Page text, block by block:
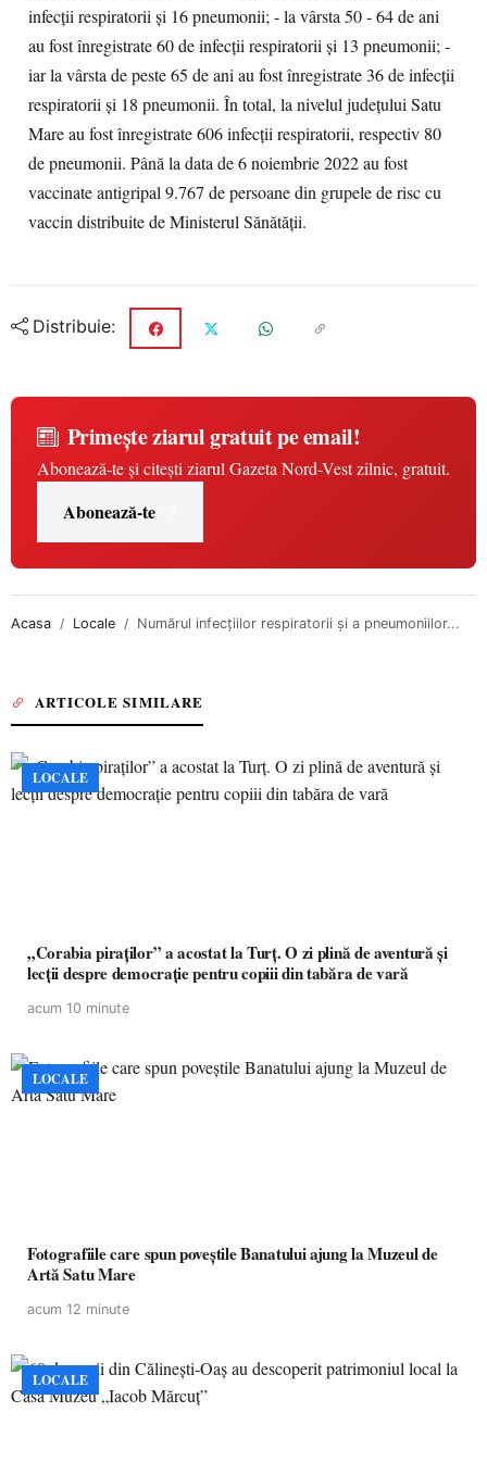
infecții respiratorii și 16 pneumonii; - la vârsta 50 - 64 de ani
au fost înregistrate 60 de infecții respiratorii și 13 pneumonii; -
iar la vârsta de peste 65 de ani au fost înregistrate 36 de infecții
respiratorii și 18 pneumonii. În total, la nivelul județului Satu
Mare au fost înregistrate 606 infecții respiratorii, respectiv 80
de pneumonii. Până la data de 6 noiembrie 2022 au fost
vaccinate antigripal 9.767 de persoane din grupele de risc cu
vaccin distribuite de Ministerul Sănătății.
Distribuie:
Primește ziarul gratuit pe email!
Abonează-te și citești ziarul Gazeta Nord-Vest zilnic, gratuit.
Abonează-te
Acasa Locale Numărul infecțiilor respiratorii și a pneumoniilor...
ARTICOLE SIMILARE
LOCALE
„Corabia piraților” a acostat la Turț. O zi plină de aventură și
lecții despre democrație pentru copiii din tabăra de vară
acum 10 minute
LOCALE
Fotografiile care spun poveștile Banatului ajung la Muzeul de
Artă Satu Mare
acum 12 minute
LOCALE